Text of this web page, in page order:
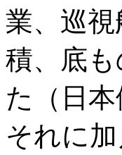
業、巡
積、底
た（日
それに